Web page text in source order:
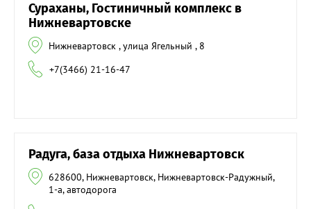
Сураханы, Гостиничный комплекс в
Нижневартовске
Нижневартовск , улица Ягельный , 8
+7(3466) 21-16-47
Радуга, база отдыха Нижневартовск
628600, Нижневартовск, Нижневартовск-Радужный,
1-а, автодорога